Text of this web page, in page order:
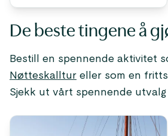
De beste tingene å
Bestill en spennende aktivitet
Nøtteskalltur eller som en
Sjekk ut vårt spennende